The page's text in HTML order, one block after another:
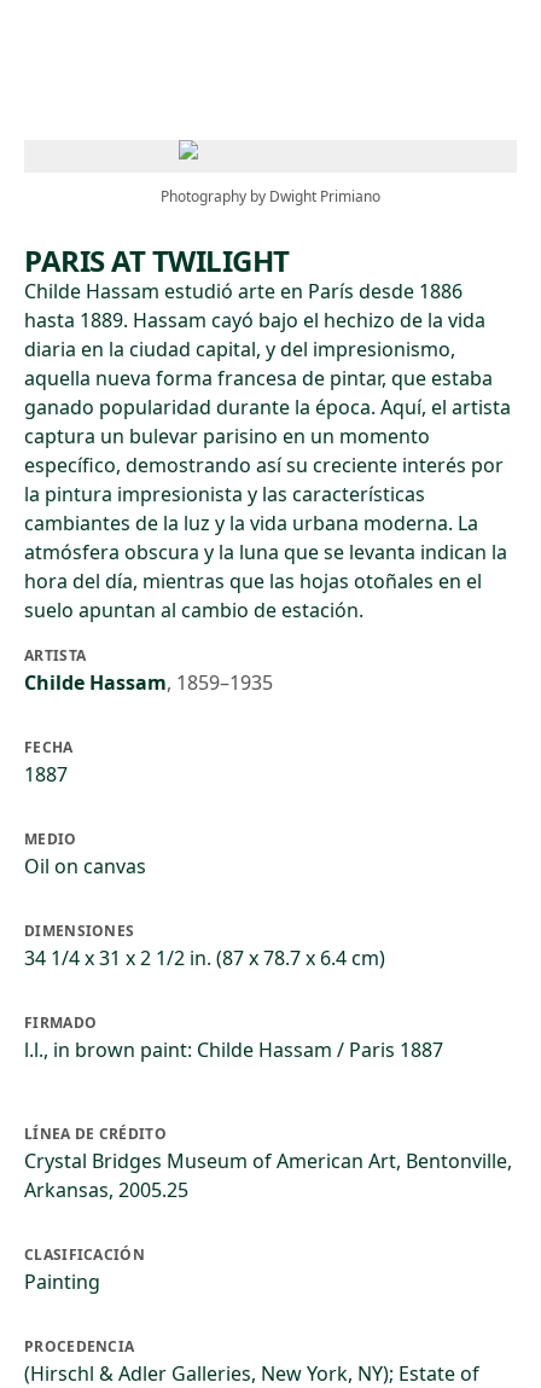
Photography by Dwight Primiano
PARIS AT TWILIGHT
Childe Hassam estudió arte en París desde 1886
hasta 1889. Hassam cayó bajo el hechizo de la vida
diaria en la ciudad capital, y del impresionismo,
aquella nueva forma francesa de pintar, que estaba
ganado popularidad durante la época. Aquí, el artista
captura un bulevar parisino en un momento
específico, demostrando así su creciente interés por
la pintura impresionista y las características
cambiantes de la luz y la vida urbana moderna. La
atmósfera obscura y la luna que se levanta indican la
hora del día, mientras que las hojas otoñales en el
suelo apuntan al cambio de estación.
ARTISTA
Childe Hassam, 1859–1935
FECHA
1887
MEDIO
Oil on canvas
DIMENSIONES
34 1/4 x 31 x 2 1/2 in. (87 x 78.7 x 6.4 cm)
FIRMADO
l.l., in brown paint: Childe Hassam / Paris 1887
LÍNEA DE CRÉDITO
Crystal Bridges Museum of American Art, Bentonville,
Arkansas, 2005.25
CLASIFICACIÓN
Painting
PROCEDENCIA
(Hirschl & Adler Galleries, New York, NY); Estate of